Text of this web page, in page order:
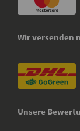
Wir versenden
Unsere